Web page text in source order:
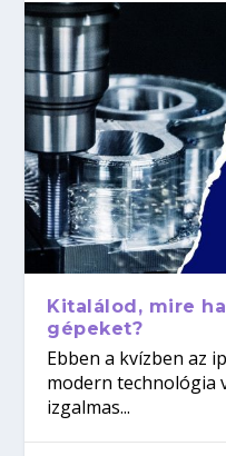
Kitalálod, mire
gépeket?
Ebben a kvízben az
modern technológia
izgalmas...